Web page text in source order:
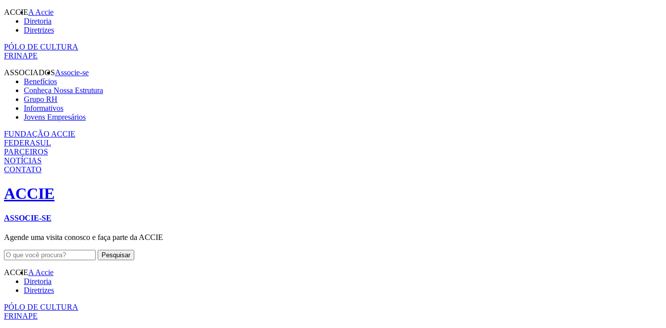
ACCIEA Accie
Diretoria
Diretrizes
PÓLO DE CULTURA
FRINAPE
ASSOCIADOSAssocie-se
Benefícios
Conheça Nossa Estrutura
Grupo RH
Informativos
Jovens Empresários
FUNDAÇÃO ACCIE
FEDERASUL
PARCEIROS
NOTÍCIAS
CONTATO
ACCIE
ASSOCIE-SE
Agende uma visita conosco e faça parte da ACCIE
ACCIEA Accie
Diretoria
Diretrizes
PÓLO DE CULTURA
FRINAPE